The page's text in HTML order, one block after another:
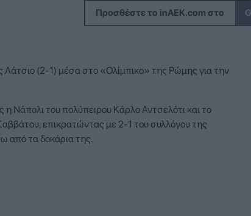
Προσθέστε το inAEK.com στο
Λάτσιο (2-1) μέσα στο «Ολίμπικο» της Ρώμης για την
η Νάπολι του πολύπειρου Κάρλο Αντσελότι και το
επικρατώντας με 2-1 του συλλόγου της
από τα δοκάρια της.